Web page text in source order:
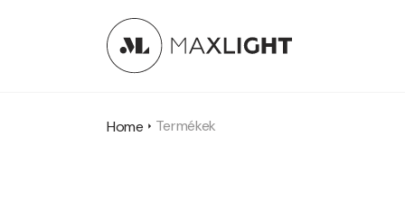
Home Termékek